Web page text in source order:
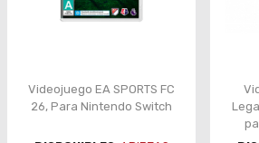
Videojuego EA SPORTS FC
26, Para Nintendo Switch